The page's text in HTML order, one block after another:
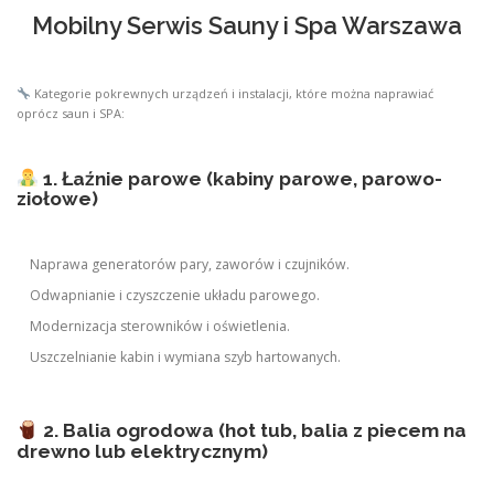
Mobilny Serwis Sauny i Spa Warszawa
Kategorie pokrewnych urządzeń i instalacji, które można naprawiać
oprócz saun i SPA:
1. Łaźnie parowe (kabiny parowe, parowo-
ziołowe)
Naprawa generatorów pary, zaworów i czujników.
Odwapnianie i czyszczenie układu parowego.
Modernizacja sterowników i oświetlenia.
Uszczelnianie kabin i wymiana szyb hartowanych.
2. Balia ogrodowa (hot tub, balia z piecem na
drewno lub elektrycznym)